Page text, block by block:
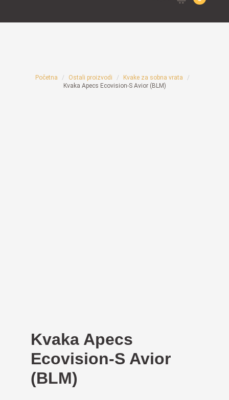
Početna Ostali proizvodi
Kvake za sobna vrata
Kvaka Apecs Ecovision-S Avior (BLM)
Kvaka Apecs
Ecovision-S Avior
(BLM)